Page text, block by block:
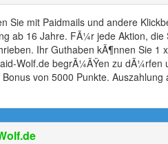
Sie mit Paidmails und andere
ab 16 Jahre. FÃ¼r jede Aktion,
Ihr Guthaben kÃ¶nnen Sie
Wolf.de begrÃ¼ÃŸen zu
von 5000 Punkte.